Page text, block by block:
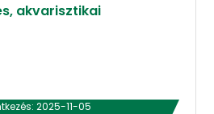
akvarisztikai
2025-11-05